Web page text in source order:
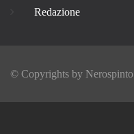
Redazione
© Copyrights by Nerospinto